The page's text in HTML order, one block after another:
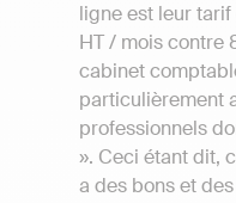
ligne est leur
HT / mois contre
cabinet
particulièrement
professionnels
». Ceci étant dit,
a des bons et